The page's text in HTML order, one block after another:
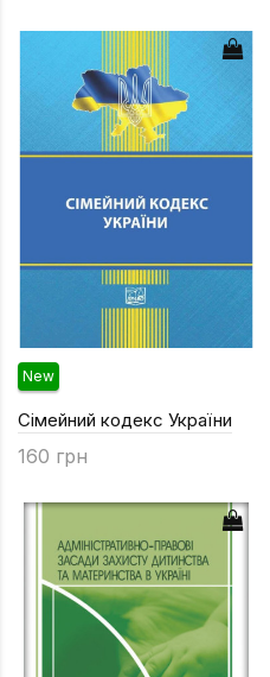
New
Сімейний кодекс України
160 грн